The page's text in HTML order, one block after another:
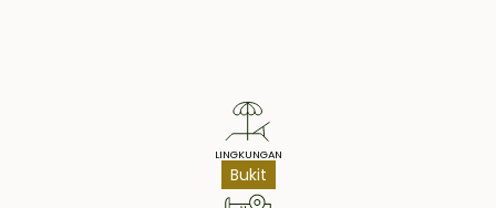
LINGKUNGAN
Bukit